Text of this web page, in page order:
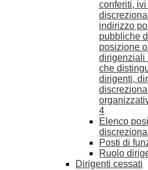
conferiti,
indirizzo
pubbliche
posizione
dirigenziali
che
dirigenti,
4
Elenco
Posti di
Ruolo
Dirigenti cessati